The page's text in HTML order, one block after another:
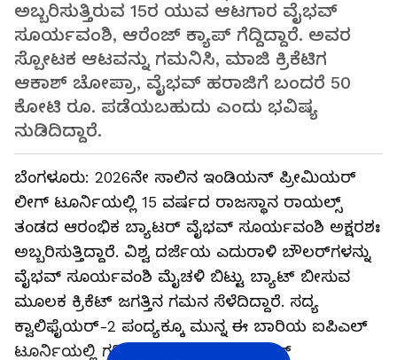
ಅಬ್ಬರಿಸುತ್ತಿರುವ 15ರ ಯುವ ಆಟಗಾರ ವೈಭವ್
ಸೂರ್ಯವಂಶಿ, ಆರೆಂಜ್ ಕ್ಯಾಪ್ ಗೆದ್ದಿದ್ದಾರೆ. ಅವರ
ಸ್ಪೋಟಕ ಆಟವನ್ನು ಗಮನಿಸಿ, ಮಾಜಿ ಕ್ರಿಕೆಟಿಗ
ಆಕಾಶ್ ಚೋಪ್ರಾ, ವೈಭವ್ ಹರಾಜಿಗೆ ಬಂದರೆ 50
ಕೋಟಿ ರೂ. ಪಡೆಯಬಹುದು ಎಂದು ಭವಿಷ್ಯ
ನುಡಿದಿದ್ದಾರೆ.
ಬೆಂಗಳೂರು: 2026ನೇ ಸಾಲಿನ ಇಂಡಿಯನ್ ಪ್ರೀಮಿಯರ್
ಲೀಗ್ ಟೂರ್ನಿಯಲ್ಲಿ 15 ವರ್ಷದ ರಾಜಸ್ಥಾನ ರಾಯಲ್ಸ್
ತಂಡದ ಆರಂಭಿಕ ಬ್ಯಾಟರ್ ವೈಭವ್ ಸೂರ್ಯವಂಶಿ ಅಕ್ಷರಶಃ
ಅಬ್ಬರಿಸುತ್ತಿದ್ದಾರೆ. ವಿಶ್ವ ದರ್ಜೆಯ ಎದುರಾಳಿ ಬೌಲರ್‌ಗಳನ್ನು
ವೈಭವ್ ಸೂರ್ಯವಂಶಿ ಮೈಚಳಿ ಬಿಟ್ಟು ಬ್ಯಾಟ್ ಬೀಸುವ
ಮೂಲಕ ಕ್ರಿಕೆಟ್ ಜಗತ್ತಿನ ಗಮನ ಸೆಳೆದಿದ್ದಾರೆ. ಸದ್ಯ
ಕ್ವಾಲಿಫೈಯರ್-2 ಪಂದ್ಯಕ್ಕೂ ಮುನ್ನ ಈ ಬಾರಿಯ ಐಪಿಎಲ್
ಟೂರ್ನಿಯಲ್ಲಿ ಗರಿಷ್ಠ ರನ್ ಬಾರಿಸಿದ ಬ್ಯಾಟರ್